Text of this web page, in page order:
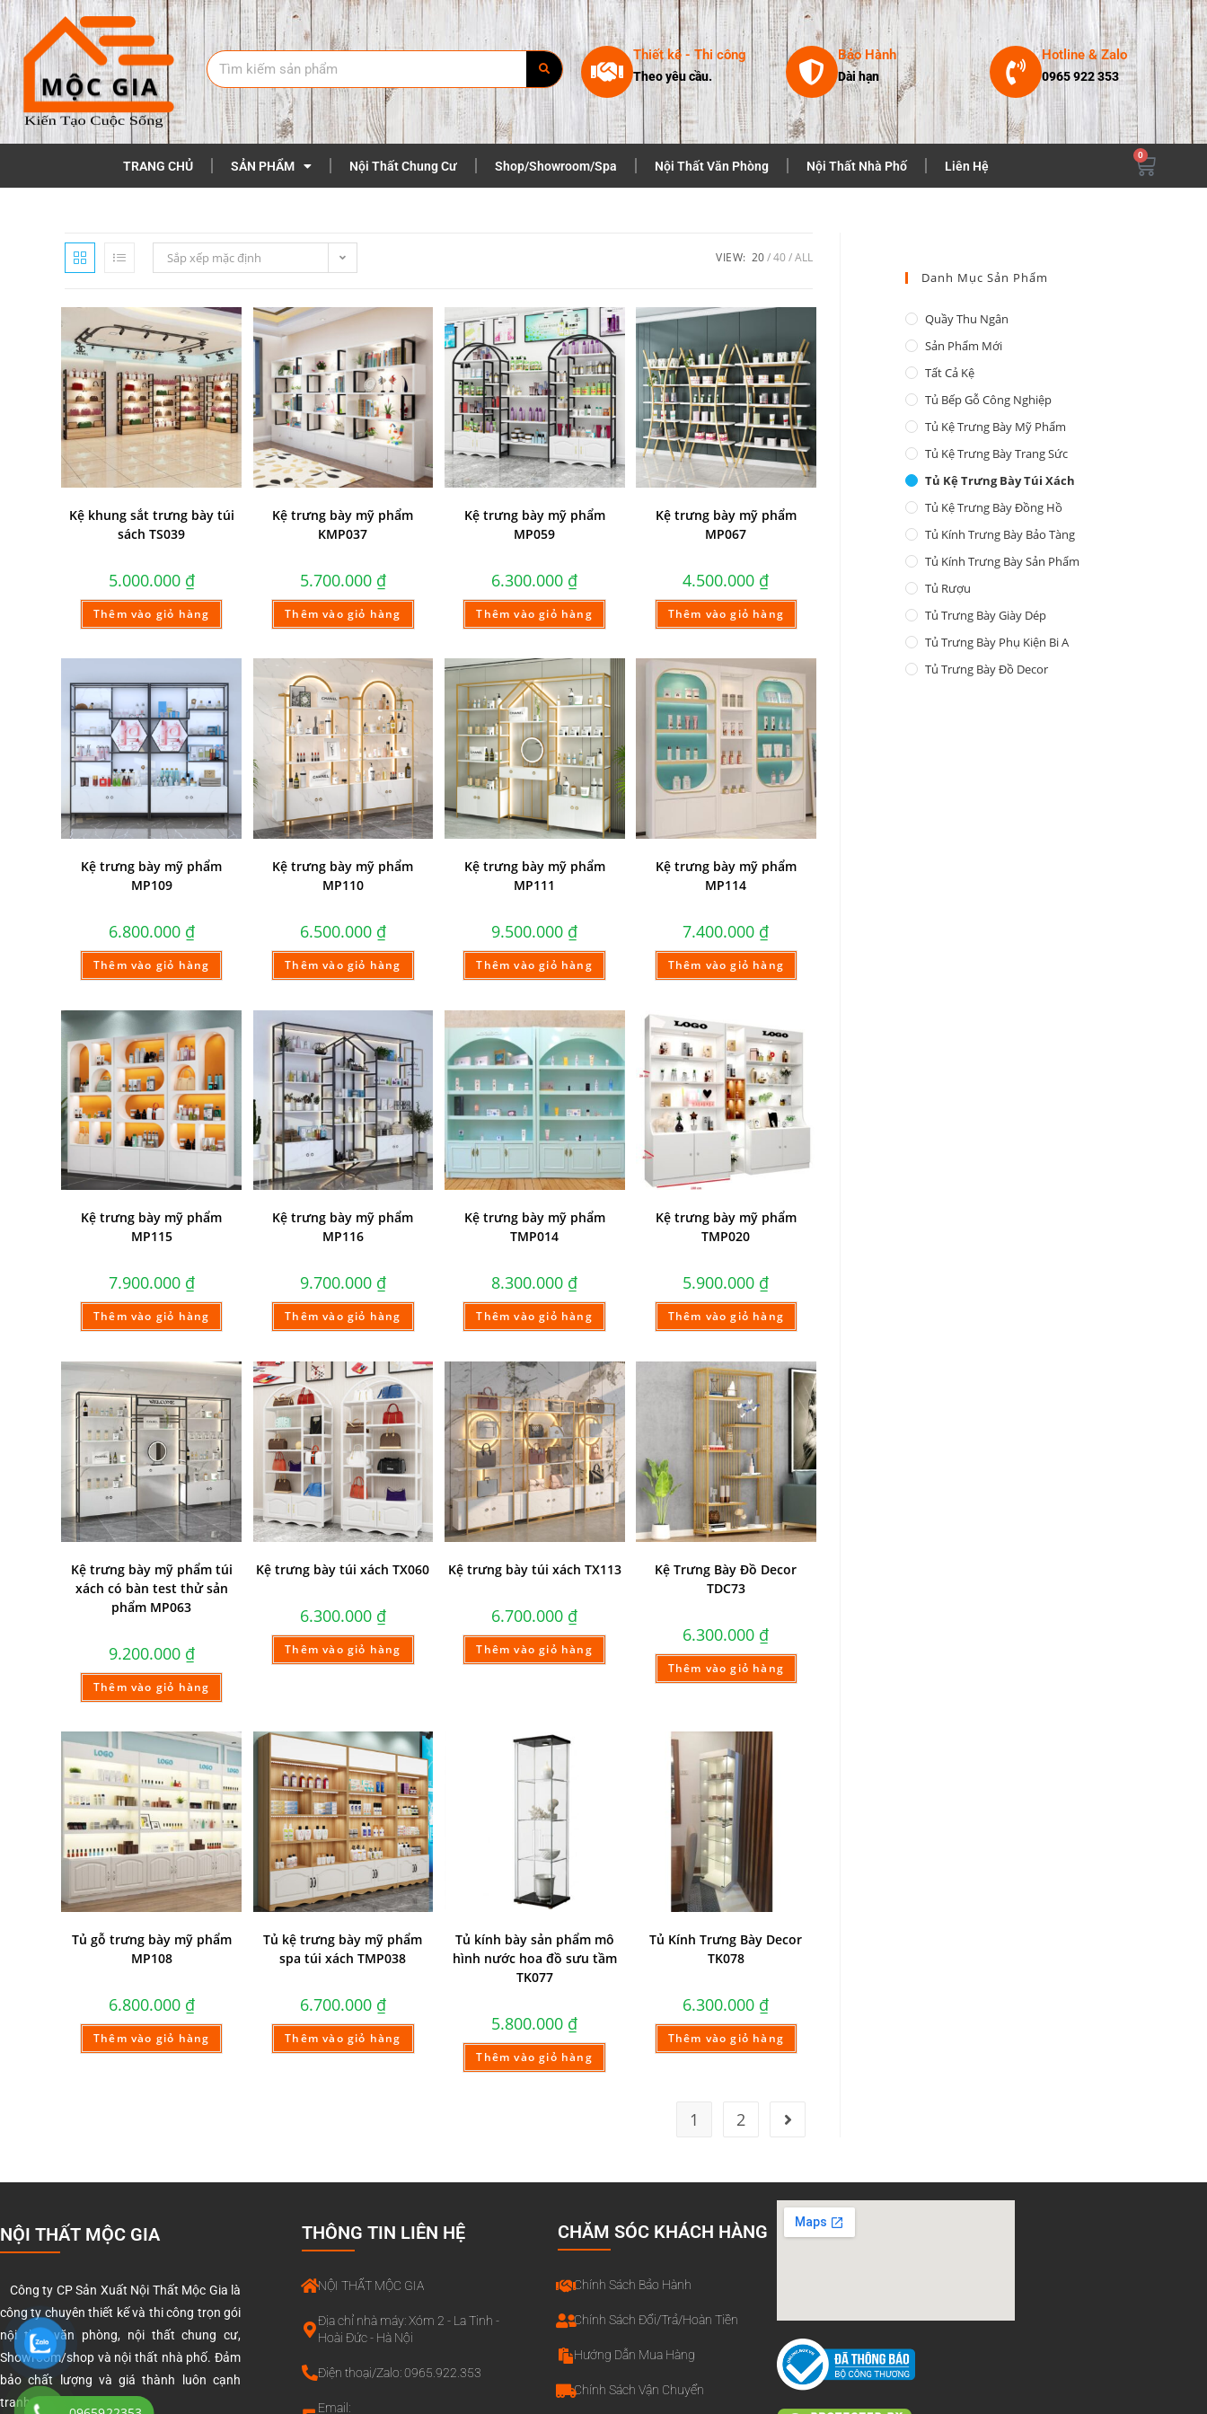
Thiết kê - Thi công
Theo yêu cầu.
Bảo Hành
Dài hạn
Hotline & Zalo
0965 922 353
TRANG CHỦ SẢN PHẨM Nội Thất Chung Cư Shop/Showroom/Spa Nội Thất Văn Phòng Nội Thất Nhà Phố Liên Hệ
0
Sắp xếp mặc định VIEW: 20 40 ALL
Kệ khung sắt trưng bày túi
sách TS039
5.000.000 ₫
Thêm vào giỏ hàng
Kệ trưng bày mỹ phẩm
KMP037
5.700.000 ₫
Thêm vào giỏ hàng
Kệ trưng bày mỹ phẩm
MP059
6.300.000 ₫
Thêm vào giỏ hàng
Kệ trưng bày mỹ phẩm
MP067
4.500.000 ₫
Thêm vào giỏ hàng
Kệ trưng bày mỹ phẩm
MP109
6.800.000 ₫
Thêm vào giỏ hàng
Kệ trưng bày mỹ phẩm
MP110
6.500.000 ₫
Thêm vào giỏ hàng
Kệ trưng bày mỹ phẩm
MP111
9.500.000 ₫
Thêm vào giỏ hàng
Kệ trưng bày mỹ phẩm
MP114
7.400.000 ₫
Thêm vào giỏ hàng
Kệ trưng bày mỹ phẩm
MP115
7.900.000 ₫
Thêm vào giỏ hàng
Kệ trưng bày mỹ phẩm
MP116
9.700.000 ₫
Thêm vào giỏ hàng
Kệ trưng bày mỹ phẩm
TMP014
8.300.000 ₫
Thêm vào giỏ hàng
Kệ trưng bày mỹ phẩm
TMP020
5.900.000 ₫
Thêm vào giỏ hàng
Kệ trưng bày mỹ phẩm túi
xách có bàn test thử sản
phẩm MP063
9.200.000 ₫
Thêm vào giỏ hàng
Kệ trưng bày túi xách TX060
6.300.000 ₫
Thêm vào giỏ hàng
Kệ trưng bày túi xách TX113
6.700.000 ₫
Thêm vào giỏ hàng
Kệ Trưng Bày Đồ Decor
TDC73
6.300.000 ₫
Thêm vào giỏ hàng
Tủ gỗ trưng bày mỹ phẩm
MP108
6.800.000 ₫
Thêm vào giỏ hàng
Tủ kệ trưng bày mỹ phẩm
spa túi xách TMP038
6.700.000 ₫
Thêm vào giỏ hàng
Tủ kính bày sản phẩm mô
hình nước hoa đồ sưu tầm
TK077
5.800.000 ₫
Thêm vào giỏ hàng
Tủ Kính Trưng Bày Decor
TK078
6.300.000 ₫
Thêm vào giỏ hàng
1 2
Danh Mục Sản Phẩm
Quầy Thu Ngân
Sản Phẩm Mới
Tất Cả Kệ
Tủ Bếp Gỗ Công Nghiệp
Tủ Kệ Trưng Bày Mỹ Phẩm
Tủ Kệ Trưng Bày Trang Sức
Tủ Kệ Trưng Bày Túi Xách
Tủ Kệ Trưng Bày Đồng Hồ
Tủ Kính Trưng Bày Bảo Tàng
Tủ Kính Trưng Bày Sản Phẩm
Tủ Rượu
Tủ Trưng Bày Giày Dép
Tủ Trưng Bày Phụ Kiện Bi A
Tủ Trưng Bày Đồ Decor
NỘI THẤT MỘC GIA
Công ty CP Sản Xuất Nội Thất Mộc Gia là
công ty chuyên thiết kế và thi công trọn gói
nội thất văn phòng, nội thất chung cư,
Showroom/shop và nội thất nhà phố. Đảm
bảo chất lượng và giá thành luôn cạnh
tranh nhất trên thị trường.
THÔNG TIN LIÊN HỆ
NỘI THẤT MỘC GIA
Địa chỉ nhà máy: Xóm 2 - La Tinh -
Hoài Đức - Hà Nội
Điện thoại/Zalo: 0965.922.353
Email:
CHĂM SÓC KHÁCH HÀNG
Chính Sách Bảo Hành
Chính Sách Đổi/Trả/Hoàn Tiền
Hướng Dẫn Mua Hàng
Chính Sách Vận Chuyển